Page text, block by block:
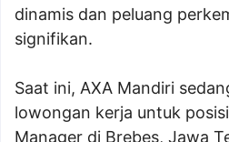
dinamis dan peluang
signifikan.
Saat ini, AXA Mandiri
lowongan kerja untuk
Manager di Brebes, Jawa